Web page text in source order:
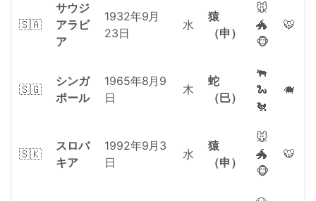
🇸🇦
サウジ
アラビ
ア
1932年9月
23日
水
猿
（申）
🐭
🐲
🐵
🐯
🇸🇬
シンガ
ポール
1965年8月9
日
木
蛇
（巳）
🐃
🐍
🐔
🐗
🇸🇰
スロバ
キア
1992年9月3
日
水
猿
（申）
🐭
🐲
🐵
🐯